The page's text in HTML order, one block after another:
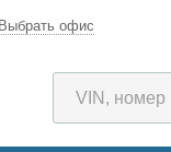
Выбрать офис